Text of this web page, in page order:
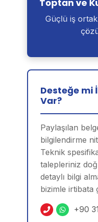
Toptan ve
Güçlü iş
Desteğe mi
Var?
Paylaşılan
bilgilendirme
Teknik
talepleriniz
detaylı bilgi
bizimle irtibata
+90